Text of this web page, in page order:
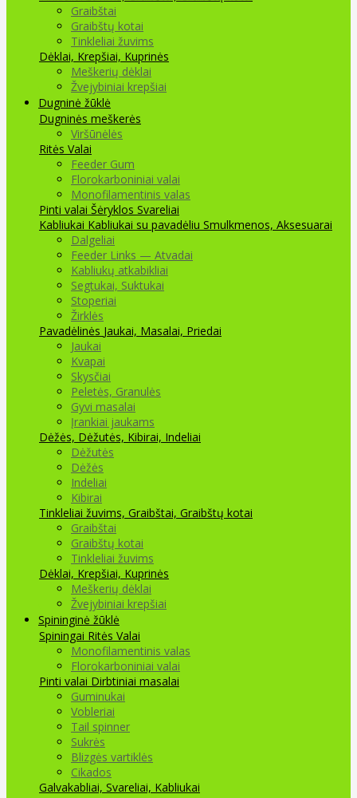
Graibštai
Graibštų kotai
Tinkleliai žuvims
Dėklai, Krepšiai, Kuprinės
Meškerių dėklai
Žvejybiniai krepšiai
Dugninė žūklė
Dugninės meškerės
Viršūnėlės
Ritės Valai
Feeder Gum
Florokarboniniai valai
Monofilamentinis valas
Pinti valai Šėryklos Svareliai
Kabliukai Kabliukai su pavadėliu Smulkmenos, Aksesuarai
Dalgeliai
Feeder Links — Atvadai
Kabliukų atkabikliai
Segtukai, Suktukai
Stoperiai
Žirklės
Pavadėlinės Jaukai, Masalai, Priedai
Jaukai
Kvapai
Skysčiai
Peletės, Granulės
Gyvi masalai
Įrankiai jaukams
Dėžės, Dėžutės, Kibirai, Indeliai
Dėžutės
Dėžės
Indeliai
Kibirai
Tinkleliai žuvims, Graibštai, Graibštų kotai
Graibštai
Graibštų kotai
Tinkleliai žuvims
Dėklai, Krepšiai, Kuprinės
Meškerių dėklai
Žvejybiniai krepšiai
Spininginė žūklė
Spiningai Ritės Valai
Monofilamentinis valas
Florokarboniniai valai
Pinti valai Dirbtiniai masalai
Guminukai
Vobleriai
Tail spinner
Sukrės
Blizgės vartiklės
Cikados
Galvakabliai, Svareliai, Kabliukai